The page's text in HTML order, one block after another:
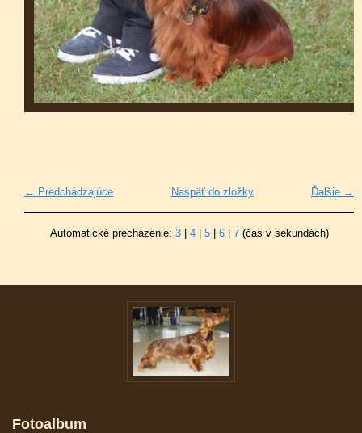
← Predchádzajúce Ďalšie →
Naspäť do zložky
Automatické precházenie: 3| 4| 5| 6| 7(čas v sekundách)
Fotoalbum